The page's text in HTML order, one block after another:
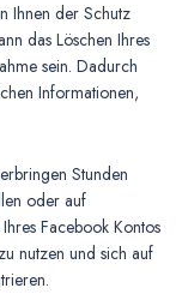
Ihnen der Schutz
das Löschen Ihres
sein. Dadurch
Informationen,
Stunden
oder auf
Facebook Kontos
nutzen und sich auf